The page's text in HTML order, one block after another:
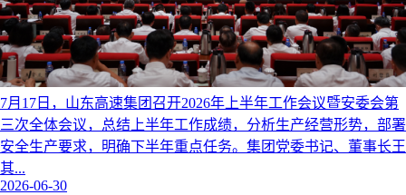
7月17日，山东高速集团召开2026年上半年工作会议暨安委会第
三次全体会议，总结上半年工作成绩，分析生产经营形势，部署
安全生产要求，明确下半年重点任务。集团党委书记、董事长王
其...
2026-06-30